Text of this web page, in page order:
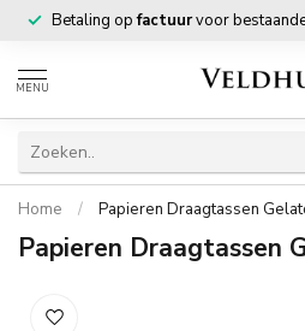
Betaling opfactuurvoor
MENU
Home / Papieren Draagtassen
Papieren Draagtassen